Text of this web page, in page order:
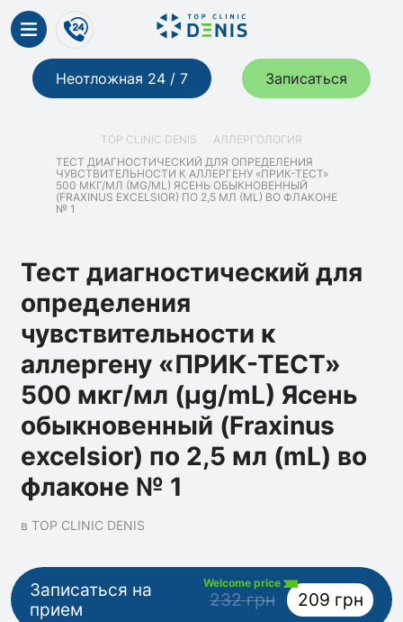
Неотложная 24 / 7 Записаться
TOP CLINIC DENIS
АЛЛЕРГОЛОГИЯ
ТЕСТ ДИАГНОСТИЧЕСКИЙ ДЛЯ ОПРЕДЕЛЕНИЯ
ЧУВСТВИТЕЛЬНОСТИ К АЛЛЕРГЕНУ «ПРИК-ТЕСТ»
500 МКГ/МЛ (ΜG/ML) ЯСЕНЬ ОБЫКНОВЕННЫЙ
(FRAXINUS EXCELSIOR) ПО 2,5 МЛ (ML) ВО ФЛАКОНЕ
№ 1
Тест диагностический для
определения
чувствительности к
аллергену «ПРИК-ТЕСТ»
500 мкг/мл (µg/mL) Ясень
обыкновенный (Fraxinus
excelsior) по 2,5 мл (mL) во
флаконе № 1
в TOP CLINIC DENIS
Записаться на
прием
Welcome price
232 грн 209 грн